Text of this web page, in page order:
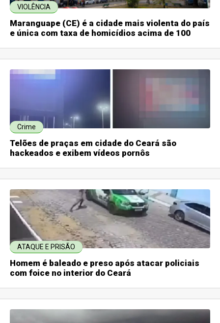
VIOLÊNCIA
Maranguape (CE) é a cidade mais violenta do país
e única com taxa de homicídios acima de 100
Crime
Telões de praças em cidade do Ceará são
hackeados e exibem vídeos pornôs
ATAQUE E PRISÃO
Homem é baleado e preso após atacar policiais
com foice no interior do Ceará